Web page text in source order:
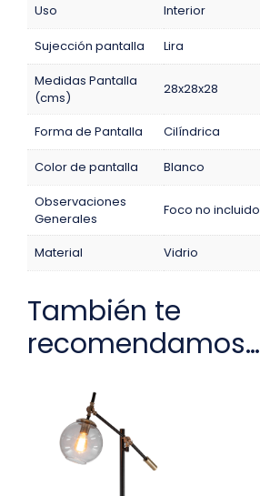
Uso Interior
Sujección pantalla
Lira
Medidas Pantalla
(cms)
28x28x28
Forma de Pantalla Cilíndrica
Color de pantalla
Blanco
Observaciones
Generales
Foco no incluido
Material Vidrio
También te
recomendamos…